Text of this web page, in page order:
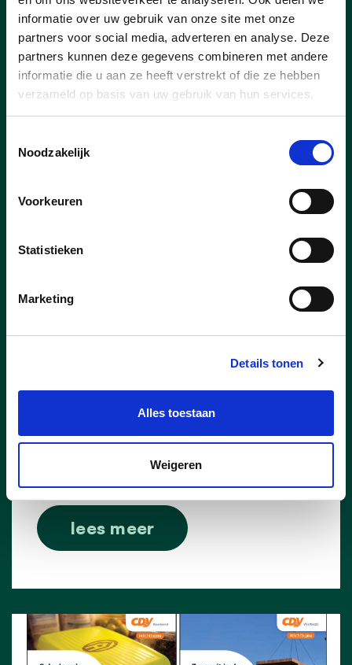
informatie over uw gebruik van onze site met onze
partners voor social media, adverteren en analyse. Deze
partners kunnen deze gegevens combineren met andere
informatie die u aan ze heeft verstrekt of die ze hebben
verzameld op basis van uw gebruik van hun services.
Noodzakelijk
Voorkeuren
Statistieken
Marketing
Details tonen
Alles toestaan
Weigeren
2023
30/12/23
Lees hier het Wuustwezel-CD&V blaadje
van september 2023
Klik hieronder voor een vergrootte
Pagina 3
lees meer